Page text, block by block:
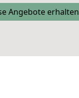
Angebote erhalten